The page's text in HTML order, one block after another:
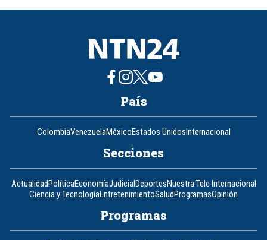
8
País
ColombiaVenezuelaMéxicoEstados UnidosInternacional
Secciones
ActualidadPolíticaEconomíaJudicialDeportesNuestra Tele Internacional
Ciencia y TecnologíaEntretenimientoSaludProgramasOpinión
Programas